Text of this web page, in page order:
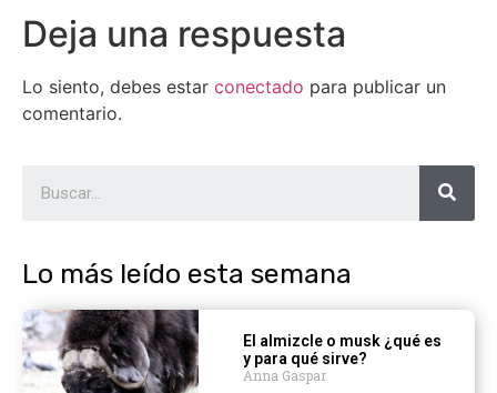
Deja una respuesta
Lo siento, debes estar conectado para publicar un
comentario.
Lo más leído esta semana
El almizcle o musk ¿qué es
y para qué sirve?
Anna Gaspar